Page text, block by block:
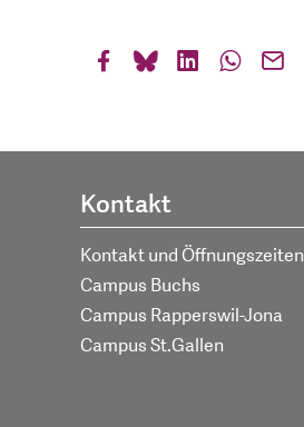
Kontakt
Kontakt und Öffnungszeiten
Campus Buchs
Campus Rapperswil-Jona
Campus St.Gallen